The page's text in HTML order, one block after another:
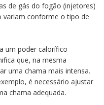
de gás do fogão (injetores)
variam conforme o tipo de
um poder calorífico
que, na mesma
uma chama mais intensa.
é necessário ajustar
chama adequada.